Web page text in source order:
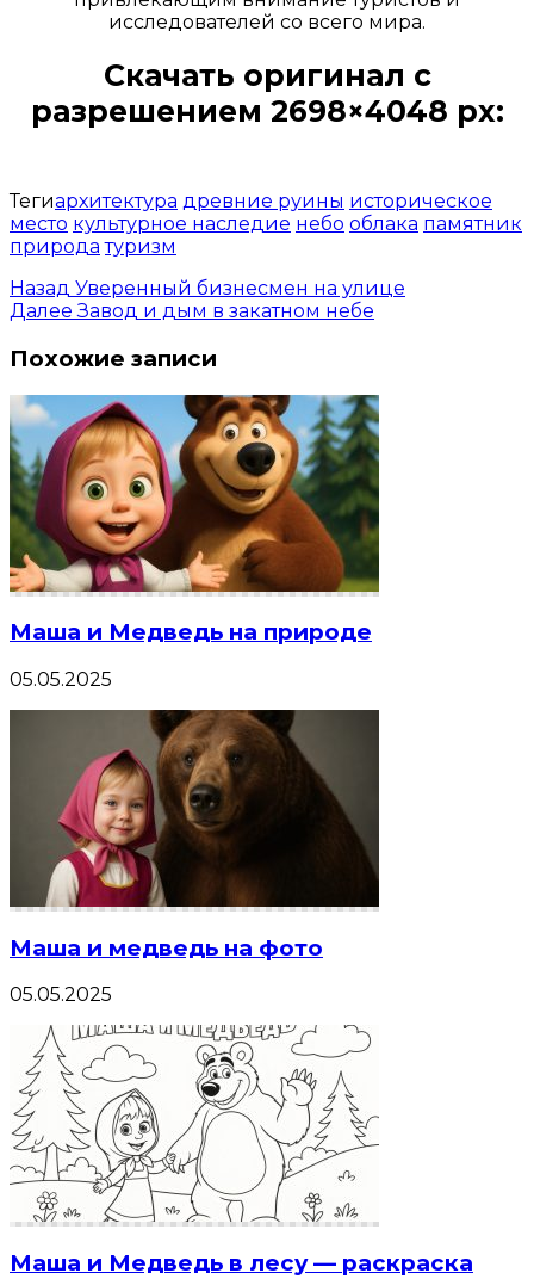
исследователей со всего мира.
Скачать оригинал с
разрешением 2698×4048 px:
Тегиархитектура древние руины историческое
место культурное наследие небо облака памятник
природа туризм
Назад Уверенный бизнесмен на улице
Далее Завод и дым в закатном небе
Похожие записи
Маша и Медведь на природе
05.05.2025
Маша и медведь на фото
05.05.2025
Маша и Медведь в лесу — раскраска